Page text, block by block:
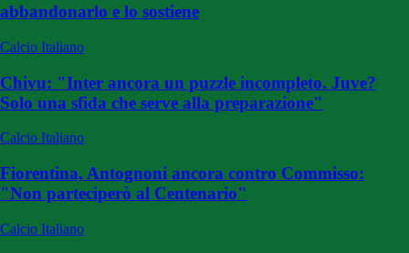
abbandonarlo e lo sostiene
Calcio Italiano
Chivu: "Inter ancora un puzzle incompleto. Juve?
Solo una sfida che serve alla preparazione"
Calcio Italiano
Fiorentina, Antognoni ancora contro Commisso:
"Non parteciperò al Centenario"
Calcio Italiano